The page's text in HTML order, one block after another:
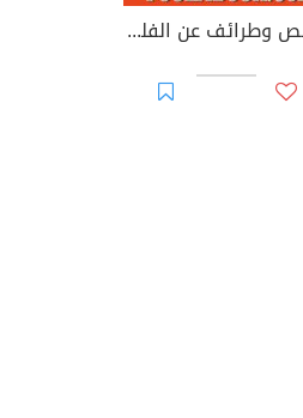
قصص وطرائف عن الفلزات